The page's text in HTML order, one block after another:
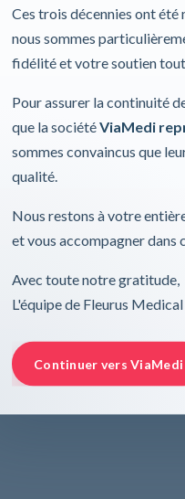
Ces trois décennies ont
nous sommes
fidélité et votre soutien
Pour assurer la continuité
que la sociétéViaMedi
sommes convaincus que
qualité.
Nous restons à votre
et vous accompagner dans
Avec toute notre gratitude,
L'équipe de Fleurus Medical
Continuer vers ViaMedi